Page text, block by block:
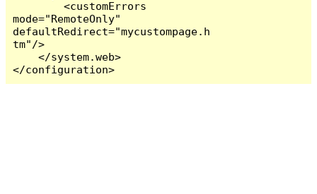
        <customErrors
mode="RemoteOnly"
defaultRedirect="mycustompage.h
tm"/>
    </system.web>
</configuration>